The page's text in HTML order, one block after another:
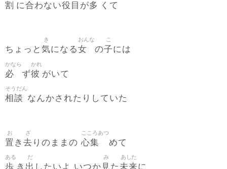
割 に合わない役目 が多 くて
ちょっと 気
き
になる女
おんな
の子
こ
には
必
かなら
ず彼
かれ
がいて
相談
そうだん
なんかされたりしていた
置
お
き 去
ざ
りのままの 心集
こころあつ
めて
歩
ある
き 出
だ
したいよ いつか 見
み
た未来
あした
に